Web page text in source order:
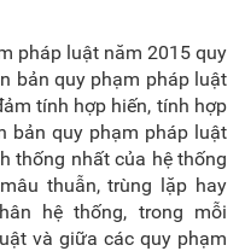
pháp luật năm 2015 quy
bản quy phạm pháp luật
tính hợp hiến, tính hợp
bản quy phạm pháp luật
thống nhất của hệ thống
thuẫn, trùng lặp hay
hệ thống, trong mỗi
và giữa các quy phạm